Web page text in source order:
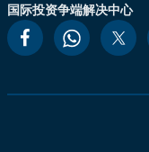
国际投资争端解决中心